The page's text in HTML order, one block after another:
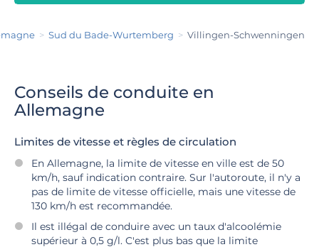
Sud du Bade-Wurtemberg Villingen-Schwenningen
Conseils de conduite en
Allemagne
Limites de vitesse et règles de circulation
En Allemagne, la limite de vitesse en ville est de 50
km/h, sauf indication contraire. Sur l'autoroute, il n'y a
pas de limite de vitesse officielle, mais une vitesse de
130 km/h est recommandée.
Il est illégal de conduire avec un taux d'alcoolémie
supérieur à 0,5 g/l. C'est plus bas que la limite